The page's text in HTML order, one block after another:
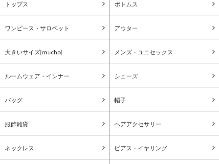
トップス ボトムス
ワンピース・サロペット アウター
大きいサイズ[mucho] メンズ・ユニセックス
ルームウェア・インナー シューズ
バッグ 帽子
服飾雑貨 ヘアアクセサリー
ネックレス ピアス・イヤリング